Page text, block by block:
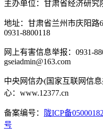
主办单位：甘肃省经济研究
地址：甘肃省兰州市庆阳路
0931-8800118
网上有害信息举报：0931-
gseiadmin@163.com
中央网信办(国家互联网信
心：www.12377.cn
备案编号： 陇ICP备
号